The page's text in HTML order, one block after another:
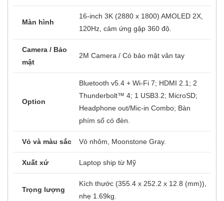
Màn hình
16-inch 3K (2880 x 1800) AMOLED 2X,
120Hz, cảm ứng gập 360 độ.
Camera / Bảo
mật
2M Camera / Có bảo mật vân tay
Option
Bluetooth v5.4 + Wi-Fi 7; HDMI 2.1; 2
Thunderbolt™ 4; 1 USB3.2; MicroSD;
Headphone out/Mic-in Combo; Bàn
phím số có đèn.
Vỏ và màu sắc Vỏ nhôm, Moonstone Gray.
Xuất xứ Laptop ship từ Mỹ
Trọng lượng
Kích thước (355.4 x 252.2 x 12.8 (mm)),
nhẹ 1.69kg.